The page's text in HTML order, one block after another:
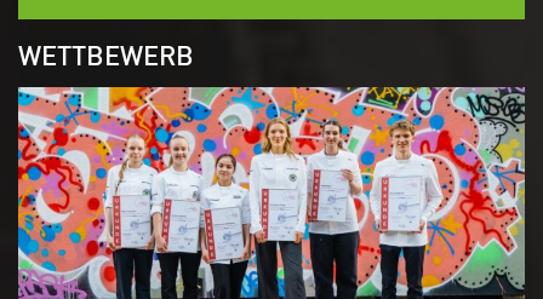
WETTBEWERB